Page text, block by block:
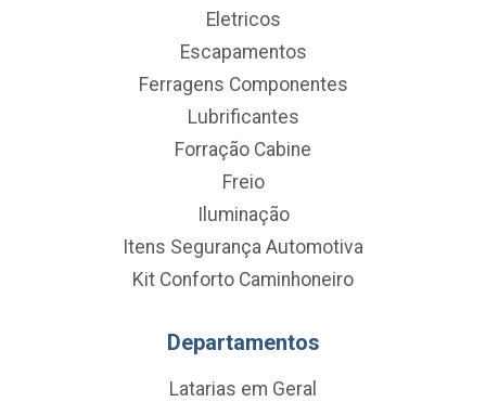
Eletricos
Escapamentos
Ferragens Componentes
Lubrificantes
Forração Cabine
Freio
Iluminação
Itens Segurança Automotiva
Kit Conforto Caminhoneiro
Departamentos
Latarias em Geral